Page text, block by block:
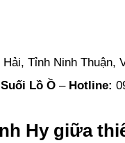
Tỉnh Ninh Thuận,
Lồ Ồ – Hotline:
Hy giữa